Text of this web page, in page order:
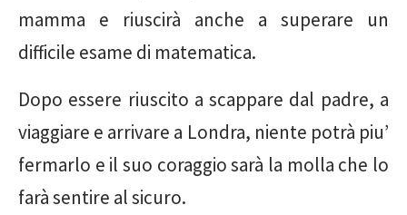
mamma e riuscirà anche a superare un
difficile esame di matematica.
Dopo essere riuscito a scappare dal padre, a
viaggiare e arrivare a Londra, niente potrà piu’
fermarlo e il suo coraggio sarà la molla che lo
farà sentire al sicuro.